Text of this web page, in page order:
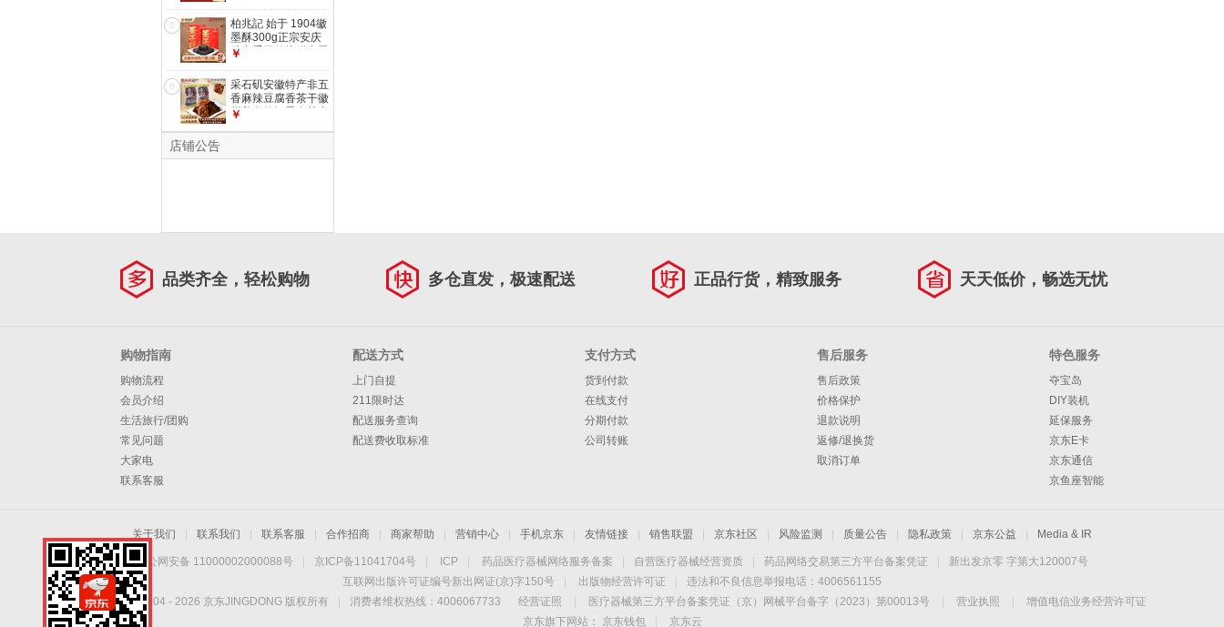
厨调料包150g/袋
5
柏兆記 始于 1904徽
墨酥300g正宗安庆
特产手工传统糕点黑
柏兆记 墨子酥300g
内12枚
￥
6
采石矶安徽特产非五
香麻辣豆腐香茶干徽
州美食休闲零食茶点
￥
店铺公告
品类齐全，轻松购物 多仓直发，极速配送 正品行货，精致服务 天天低价，畅选无忧
购物指南
购物流程
会员介绍
生活旅行/团购
常见问题
大家电
联系客服
配送方式
上门自提
211限时达
配送服务查询
配送费收取标准
支付方式
货到付款
在线支付
分期付款
公司转账
售后服务
售后政策
价格保护
退款说明
返修/退换货
取消订单
特色服务
夺宝岛
DIY装机
延保服务
京东E卡
京东通信
京鱼座智能
关于我们 联系我们 联系客服 合作招商 商家帮助 营销中心 手机京东 友情链接 销售联盟 京东社区 风险监测 质量公告 隐私政策 京东公益 Media & IR
京公网安备 11000002000088号 京ICP备11041704号 ICP 药品医疗器械网络服务备案 自营医疗器械经营资质 药品网络交易第三方平台备案凭证
新出发京零 字第大120007号
互联网出版许可证编号新出网证(京)字150号
出版物经营许可证
违法和不良信息举报电话：4006561155
Copyright © 2004 - 2026 京东JINGDONG 版权所有 消费者维权热线：4006067733 经营证照 医疗器械第三方平台备案凭证（京）网械平台备字（2023）第00013号 营业执照
增值电信业务经营许可证
京东旗下网站：
京东钱包 京东云